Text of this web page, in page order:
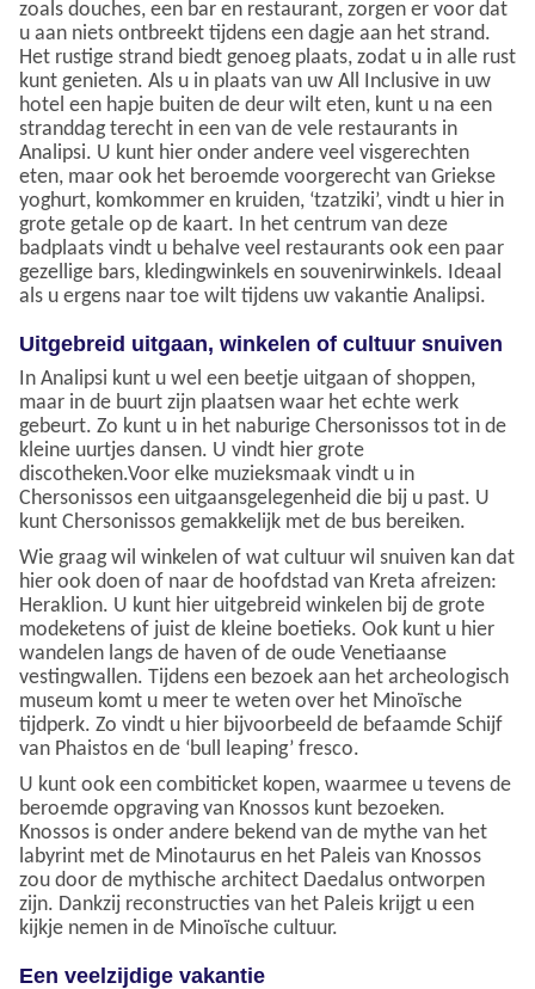
zoals douches, een bar en restaurant, zorgen er voor dat
u aan niets ontbreekt tijdens een dagje aan het strand.
Het rustige strand biedt genoeg plaats, zodat u in alle rust
kunt genieten. Als u in plaats van uw All Inclusive in uw
hotel een hapje buiten de deur wilt eten, kunt u na een
stranddag terecht in een van de vele restaurants in
Analipsi. U kunt hier onder andere veel visgerechten
eten, maar ook het beroemde voorgerecht van Griekse
yoghurt, komkommer en kruiden, ‘tzatziki’, vindt u hier in
grote getale op de kaart. In het centrum van deze
badplaats vindt u behalve veel restaurants ook een paar
gezellige bars, kledingwinkels en souvenirwinkels. Ideaal
als u ergens naar toe wilt tijdens uw vakantie Analipsi.
Uitgebreid uitgaan, winkelen of cultuur snuiven
In Analipsi kunt u wel een beetje uitgaan of shoppen,
maar in de buurt zijn plaatsen waar het echte werk
gebeurt. Zo kunt u in het naburige Chersonissos tot in de
kleine uurtjes dansen. U vindt hier grote
discotheken.Voor elke muzieksmaak vindt u in
Chersonissos een uitgaansgelegenheid die bij u past. U
kunt Chersonissos gemakkelijk met de bus bereiken.
Wie graag wil winkelen of wat cultuur wil snuiven kan dat
hier ook doen of naar de hoofdstad van Kreta afreizen:
Heraklion. U kunt hier uitgebreid winkelen bij de grote
modeketens of juist de kleine boetieks. Ook kunt u hier
wandelen langs de haven of de oude Venetiaanse
vestingwallen. Tijdens een bezoek aan het archeologisch
museum komt u meer te weten over het Minoïsche
tijdperk. Zo vindt u hier bijvoorbeeld de befaamde Schijf
van Phaistos en de ‘bull leaping’ fresco.
U kunt ook een combiticket kopen, waarmee u tevens de
beroemde opgraving van Knossos kunt bezoeken.
Knossos is onder andere bekend van de mythe van het
labyrint met de Minotaurus en het Paleis van Knossos
zou door de mythische architect Daedalus ontworpen
zijn. Dankzij reconstructies van het Paleis krijgt u een
kijkje nemen in de Minoïsche cultuur.
Een veelzijdige vakantie